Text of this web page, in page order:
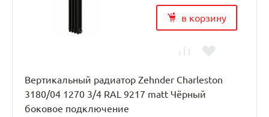
в корзину
Вертикальный радиатор Zehnder Charleston
3180/04 1270 3/4 RAL 9217 matt Чёрный
боковое подключение